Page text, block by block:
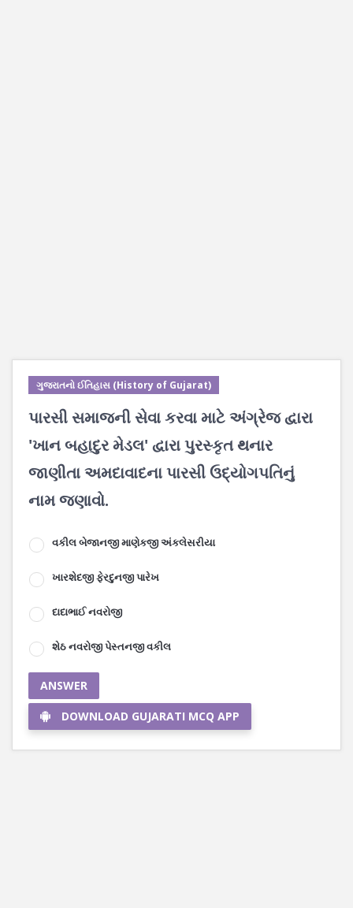
ગુજરાતનો ઈતિહાસ (History of Gujarat)
પારસી સમાજની સેવા કરવા માટે અંગ્રેજ દ્વારા
'ખાન બહાદુર મેડલ' દ્વારા પુરસ્કૃત થનાર
જાણીતા અમદાવાદના પારસી ઉદ્યોગપતિનું
નામ જણાવો.
વકીલ બેજાનજી માણેકજી અંકલેસરીયા
ખારશેદજી ફેરદુનજી પારેખ
દાદાભાઈ નવરોજી
શેઠ નવરોજી પેસ્તનજી વકીલ
ANSWER
DOWNLOAD GUJARATI MCQ APP